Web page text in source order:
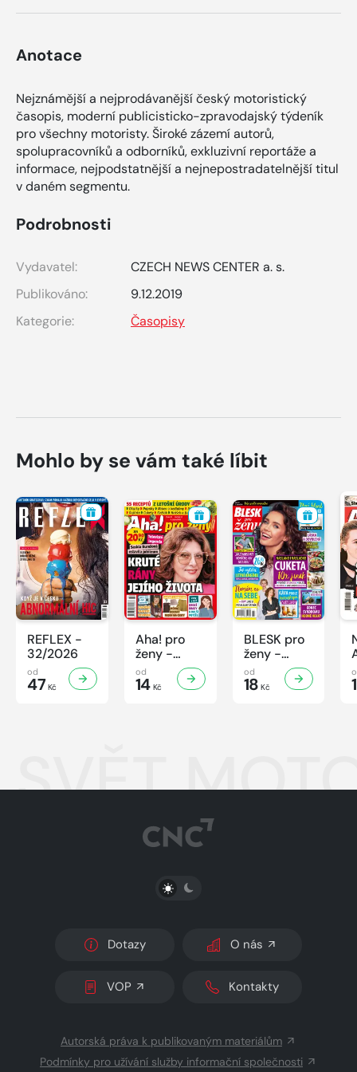
Anotace
Nejznámější a nejprodávanější český motoristický
časopis, moderní publicisticko-zpravodajský týdeník
pro všechny motoristy. Široké zázemí autorů,
spolupracovníků a odborníků, exkluzivní reportáže a
informace, nejpodstatnější a nejnepostradatelnější titul
v daném segmentu.
Podrobnosti
Vydavatel:
CZECH NEWS CENTER a. s.
Publikováno:
9.12.2019
Kategorie:
Časopisy
Mohlo by se vám také líbit
REFLEX -
32/2026
od
47 Kč
Aha! pro
ženy -
32/2026
od
14Kč
BLESK pro
ženy -
32/2026
od
18 Kč
SVĚT
PŘEPNOUT SVĚTLÝ/TMAVÝ REŽIM
Dotazy O nás
VOP Kontakty
Autorská práva k publikovaným materiálům
Podmínky pro užívání služby informační společnosti